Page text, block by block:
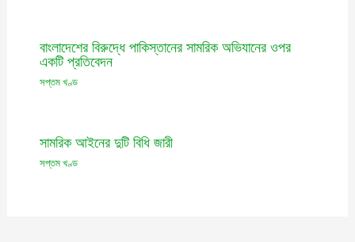
বাংলাদেশের বিরুদ্ধে পাকিস্তানের সামরিক অভিযানের ওপর
একটি প্রতিবেদন
সপ্তম খণ্ড
সামরিক আইনের দুটি বিধি জারী
সপ্তম খণ্ড